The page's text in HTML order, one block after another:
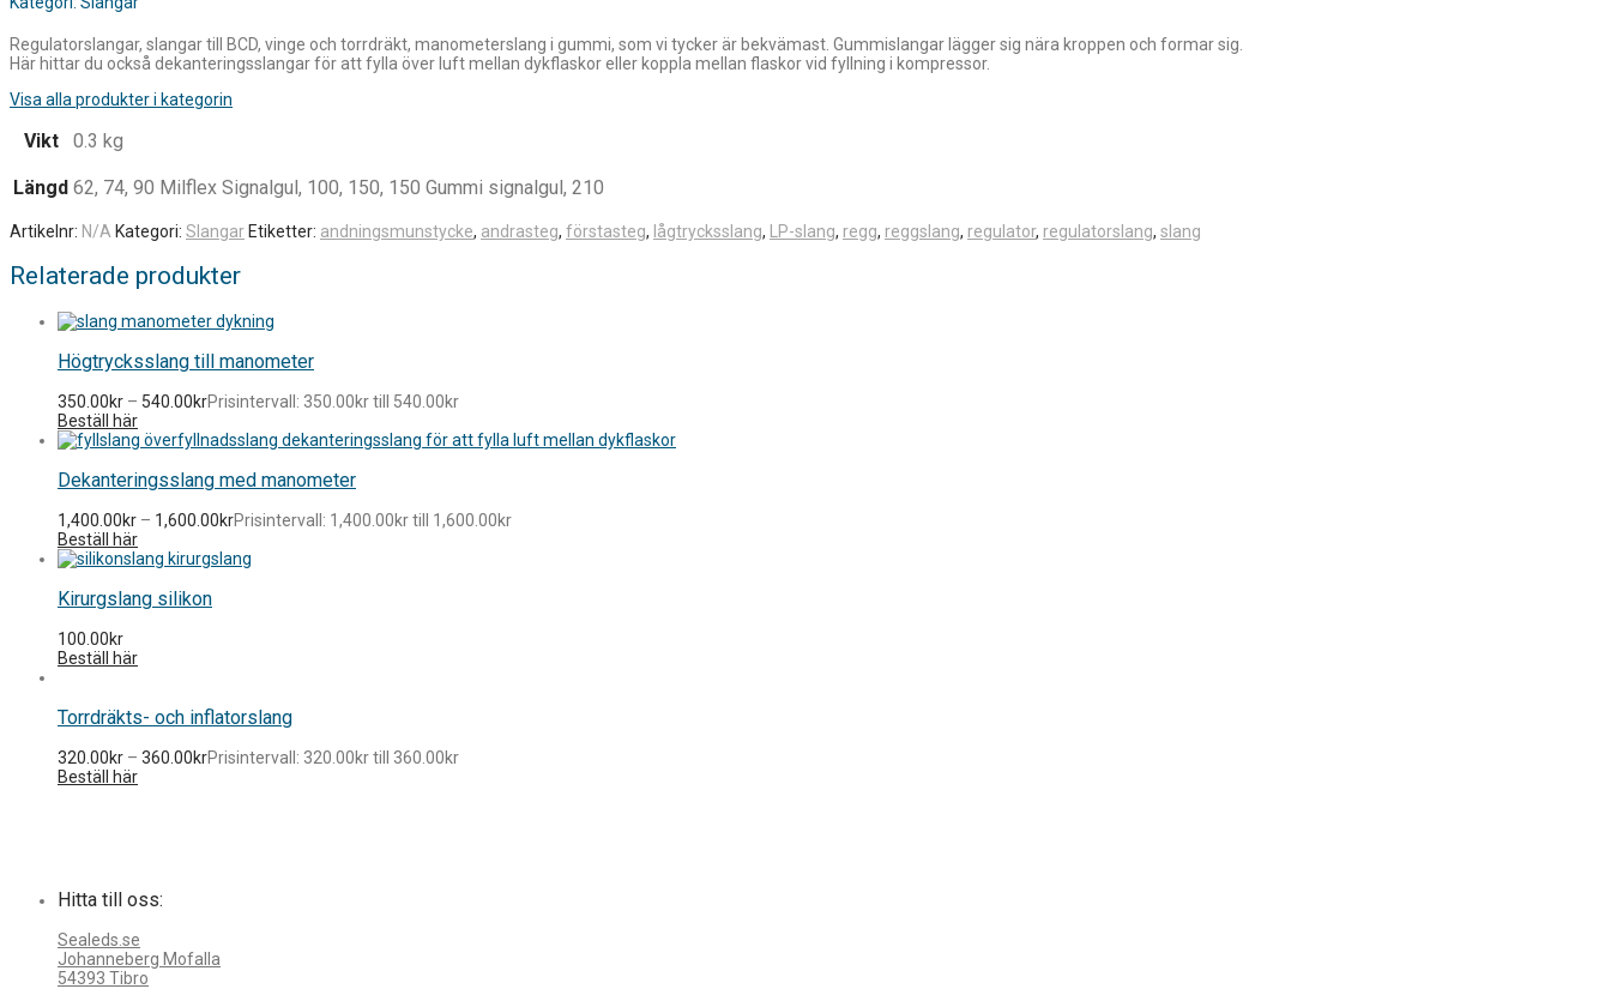
Regulatorslangar, slangar till BCD, vinge och torrdräkt, manometerslang i gummi, som vi tycker är bekvämast. Gummislangar lägger sig nära kroppen och formar sig.
Här hittar du också dekanteringsslangar för att fylla över luft mellan dykflaskor eller koppla mellan flaskor vid fyllning i kompressor.
Visa alla produkter i kategorin
Vikt 0.3 kg
Längd 62, 74, 90 Milflex Signalgul, 100, 150, 150 Gummi signalgul, 210
Artikelnr: N/A Kategori: Slangar Etiketter: andningsmunstycke, andrasteg, förstasteg, lågtrycksslang, LP-slang, regg, reggslang, regulator, regulatorslang, slang
Relaterade produkter
Högtrycksslang till manometer
350.00kr – 540.00krPrisintervall: 350.00kr till 540.00kr
Beställ här
Dekanteringsslang med manometer
1,400.00kr – 1,600.00krPrisintervall: 1,400.00kr till 1,600.00kr
Beställ här
Kirurgslang silikon
100.00kr
Beställ här
Torrdräkts- och inflatorslang
320.00kr – 360.00krPrisintervall: 320.00kr till 360.00kr
Beställ här
Hitta till oss:
Sealeds.se
Johanneberg Mofalla
54393 Tibro